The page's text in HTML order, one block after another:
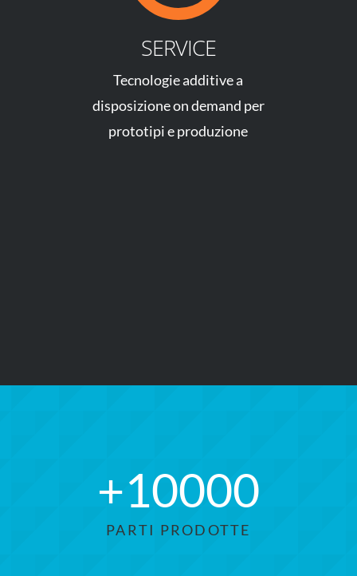
SERVICE
Tecnologie additive a
disposizione on demand per
prototipi e produzione
+10000
PARTI PRODOTTE